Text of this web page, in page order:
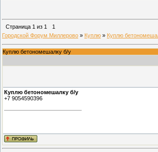
Страница 1 из 1
1
Городской Форум Миллерово » Куплю » Куплю
Куплю бетономешалку б/у
Куплю бетономешалку б/у
+7 9054590396